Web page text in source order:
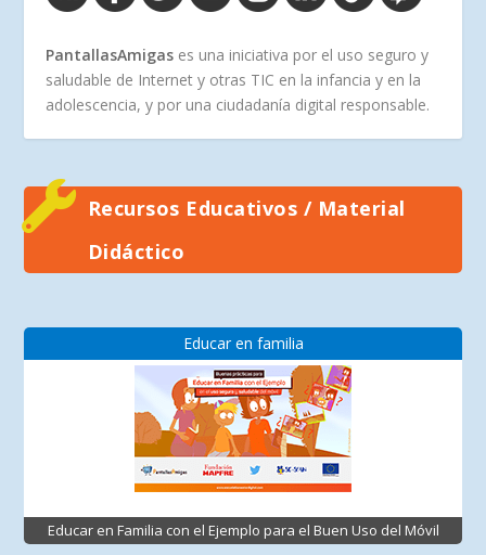
PantallasAmigas es una iniciativa por el uso seguro y
saludable de Internet y otras TIC en la infancia y en la
adolescencia, y por una ciudadanía digital responsable.
Recursos Educativos / Material
Didáctico
Educar en familia
Educar en Familia con el Ejemplo para el Buen Uso del Móvil